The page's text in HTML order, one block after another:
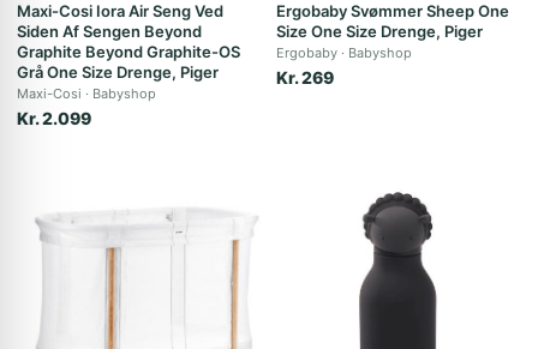
Maxi-Cosi Iora Air Seng Ved
Siden Af Sengen Beyond
Graphite Beyond Graphite-OS
Grå One Size Drenge, Piger
Maxi-Cosi Babyshop
Kr. 2.099
Ergobaby Svømmer Sheep One
Size One Size Drenge, Piger
Ergobaby Babyshop
Kr. 269